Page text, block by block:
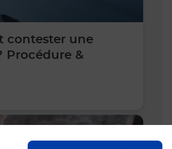
contester une
Procédure &